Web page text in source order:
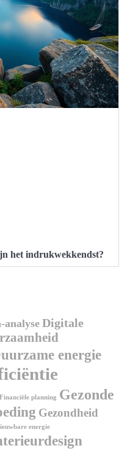
het indrukwekkendst?
analyseDigitale
energie
Financiële planning Gezonde
Gezondheid
energie